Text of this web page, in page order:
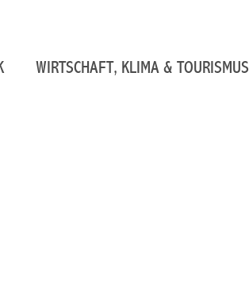
WIRTSCHAFT, KLIMA & TOURISMUS